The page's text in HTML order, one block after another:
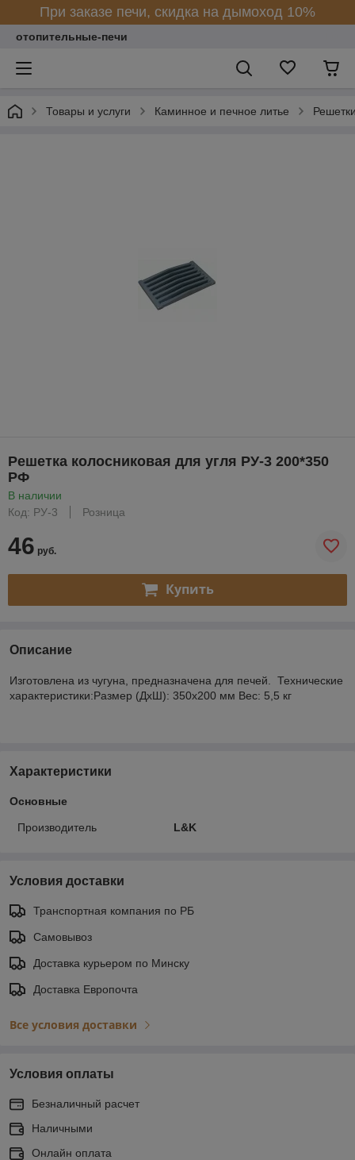
При заказе печи, скидка на дымоход 10%
отопительные-печи
Товары и услуги Каминное и печное литье
Решетка колосниковая для угля РУ-3 200*350
РФ
В наличии
Код: РУ-3
Розница
46 руб.
Купить
Описание
Изготовлена из чугуна, предназначена для печей. Технические
характеристики:Размер (ДхШ): 350x200 мм Вес: 5,5 кг
Характеристики
Основные
Производитель L&K
Условия доставки
Транспортная компания по РБ
Самовывоз
Доставка курьером по Минску
Доставка Европочта
Все условия доставки
Условия оплаты
Безналичный расчет
Наличными
Онлайн оплата